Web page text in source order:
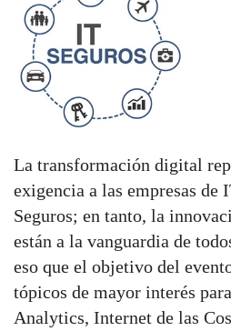
La transformación digital
exigencia a las empresas de
Seguros; en tanto, la
están a la vanguardia de
eso que el objetivo del
tópicos de mayor interés
Analytics, Internet de las